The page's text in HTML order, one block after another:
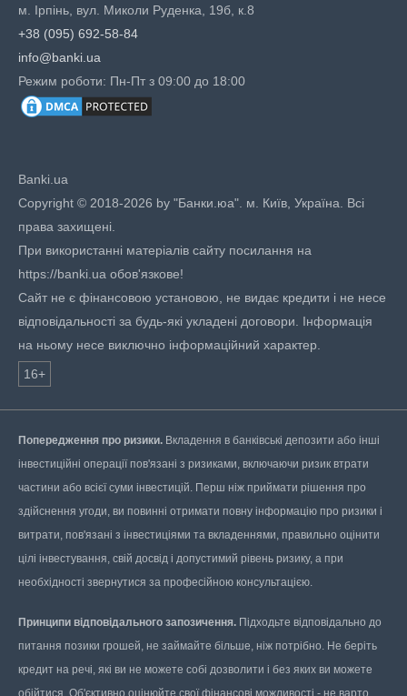
м. Ірпінь, вул. Миколи Руденка, 19б, к.8
+38 (095) 692-58-84
info@banki.ua
Режим роботи: Пн-Пт з 09:00 до 18:00
Banki.ua
Copyright © 2018-2026 by "Банки.юа". м. Київ, Україна. Всі
права захищені.
При використанні матеріалів сайту посилання на
https://banki.ua обов'язкове!
Сайт не є фінансовою установою, не видає кредити і не несе
відповідальності за будь-які укладені договори. Інформація
на ньому несе виключно інформаційний характер.
16+
Попередження про ризики. Вкладення в банківські депозити або інші
інвестиційні операції пов'язані з ризиками, включаючи ризик втрати
частини або всієї суми інвестицій. Перш ніж приймати рішення про
здійснення угоди, ви повинні отримати повну інформацію про ризики і
витрати, пов'язані з інвестиціями та вкладеннями, правильно оцінити
цілі інвестування, свій досвід і допустимий рівень ризику, а при
необхідності звернутися за професійною консультацією.
Принципи відповідального запозичення. Підходьте відповідально до
питання позики грошей, не займайте більше, ніж потрібно. Не беріть
кредит на речі, які ви не можете собі дозволити і без яких ви можете
обійтися. Об'єктивно оцінюйте свої фінансові можливості - не варто